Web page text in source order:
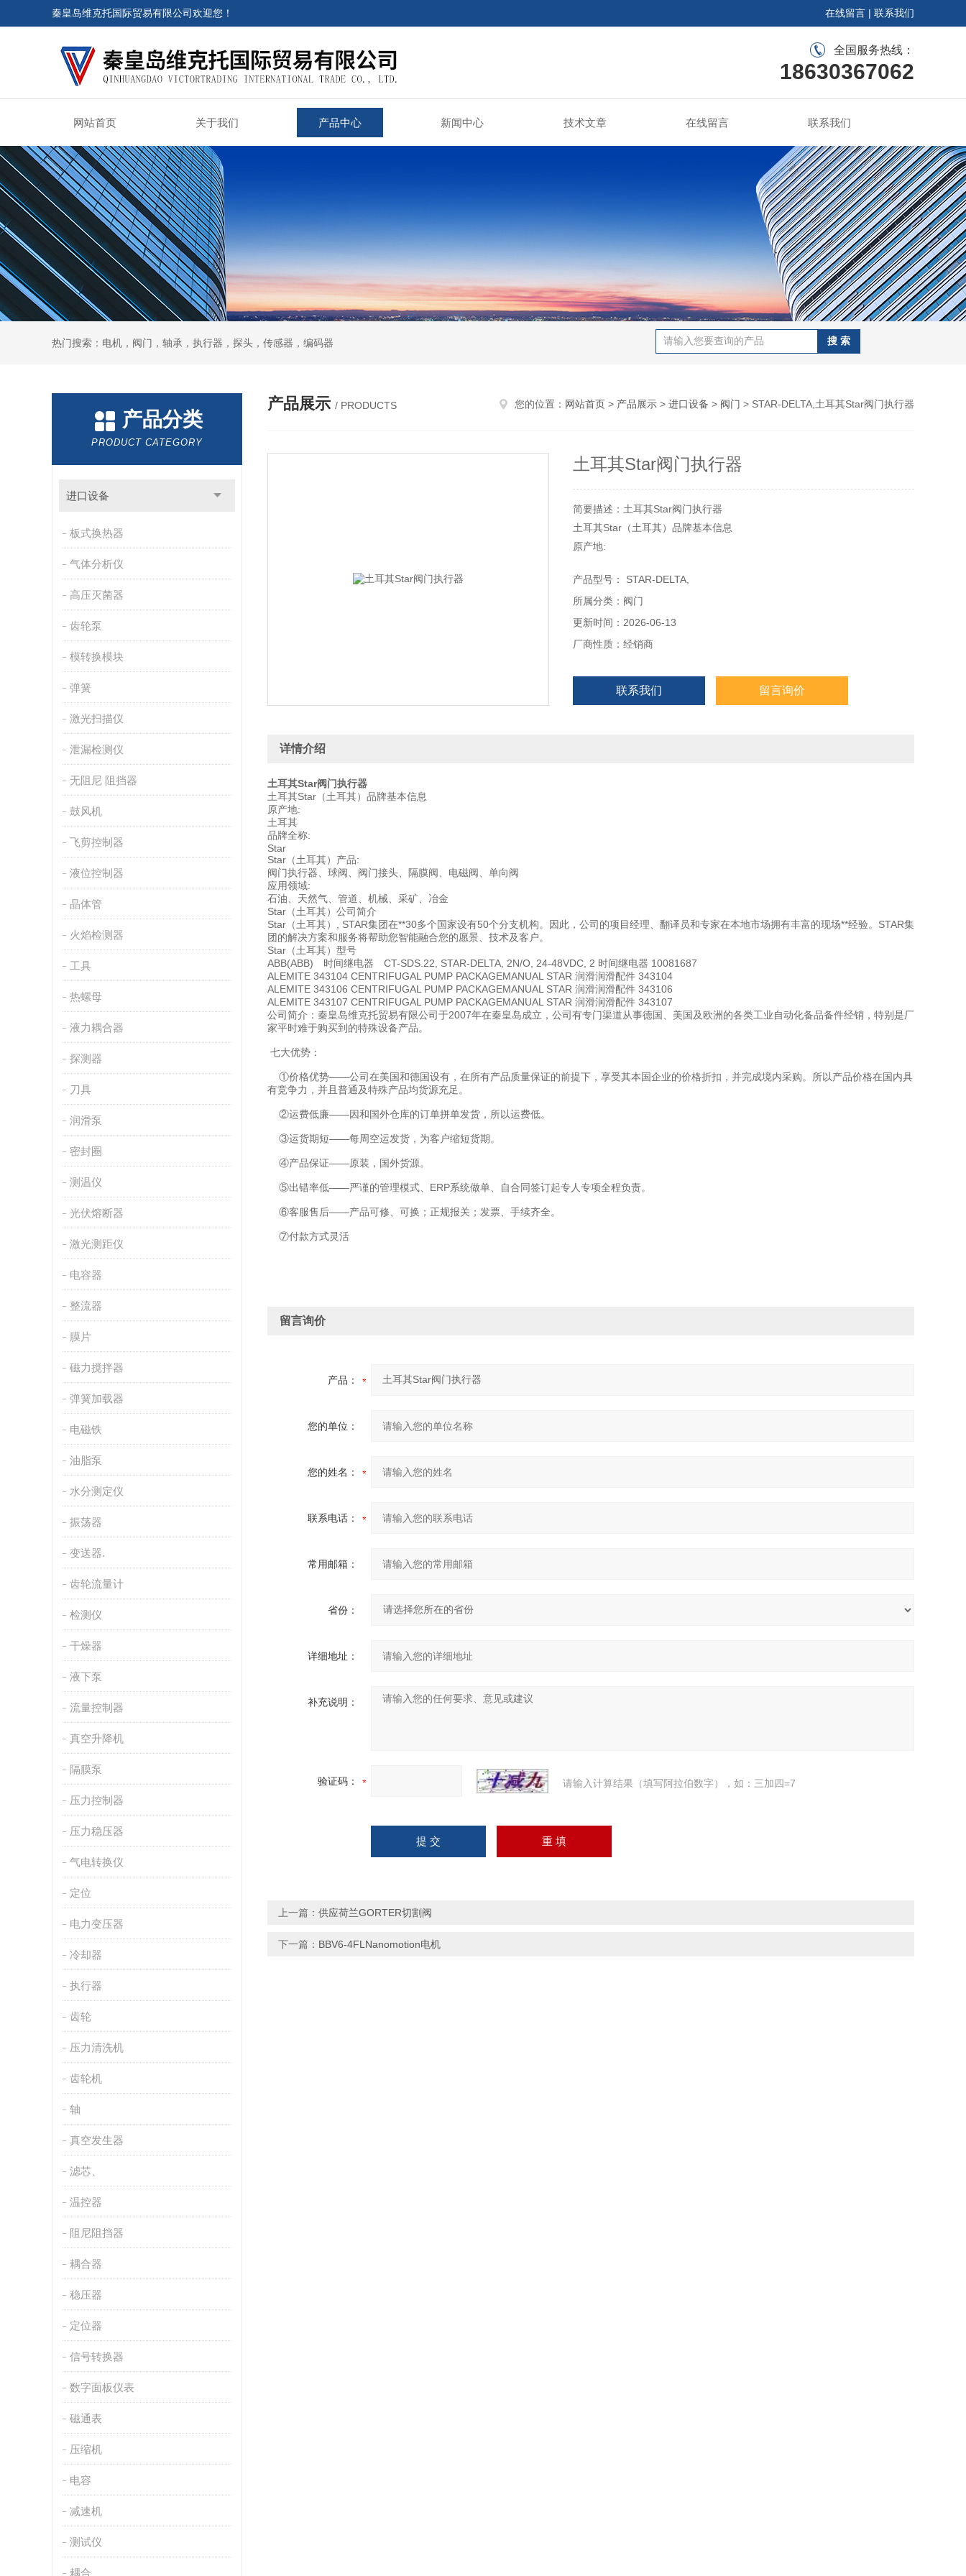
秦皇岛维克托国际贸易有限公司欢迎您！ 在线留言 | 联系我们
全国服务热线：
18630367062
网站首页 关于我们 产品中心 新闻中心 技术文章 在线留言 联系我们
热门搜索：电机，阀门，轴承，执行器，探头，传感器，编码器
产品分类
PRODUCT CATEGORY
进口设备
板式换热器
气体分析仪
高压灭菌器
齿轮泵
模转换模块
弹簧
激光扫描仪
泄漏检测仪
无阻尼 阻挡器
鼓风机
飞剪控制器
液位控制器
晶体管
火焰检测器
工具
热螺母
液力耦合器
探测器
刀具
润滑泵
密封圈
测温仪
光伏熔断器
激光测距仪
电容器
整流器
膜片
磁力搅拌器
弹簧加载器
电磁铁
油脂泵
水分测定仪
振荡器
变送器.
齿轮流量计
检测仪
干燥器
液下泵
流量控制器
真空升降机
隔膜泵
压力控制器
压力稳压器
气电转换仪
定位
电力变压器
冷却器
执行器
齿轮
压力清洗机
齿轮机
轴
真空发生器
滤芯、
温控器
阻尼阻挡器
耦合器
稳压器
定位器
信号转换器
数字面板仪表
磁通表
压缩机
电容
减速机
测试仪
耦合
产品展示 / PRODUCTS 您的位置： 网站首页 > 产品展示 > 进口设备 > 阀门 > STAR-DELTA,土耳其Star阀门执行器
土耳其Star阀门执行器
简要描述：土耳其Star阀门执行器
土耳其Star（土耳其）品牌基本信息
原产地:
品牌全称:
Star
Star（土耳其）产品:
阀门执行器、球阀、阀门接头、隔膜阀、电磁阀、单向阀
石油、天然气、管道、机械、采矿、冶金
Star（土耳其）公司简介
产品型号： STAR-DELTA,
所属分类：阀门
更新时间：2026-06-13
厂商性质：经销商
联系我们 留言询价
详情介绍
土耳其Star阀门执行器
土耳其Star（土耳其）品牌基本信息
原产地:
土耳其
品牌全称:
Star
Star（土耳其）产品:
阀门执行器、球阀、阀门接头、隔膜阀、电磁阀、单向阀
应用领域:
石油、天然气、管道、机械、采矿、冶金
Star（土耳其）公司简介
Star（土耳其）, STAR集团在**30多个国家设有50个分支机构。因此，公司的项目经理、翻译员和专家在本地市场拥有丰富的现场**经验。STAR集
团的解决方案和服务将帮助您智能融合您的愿景、技术及客户。
Star（土耳其）型号
ABB(ABB) 时间继电器 CT-SDS.22, STAR-DELTA, 2N/O, 24-48VDC, 2 时间继电器 10081687
ALEMITE 343104 CENTRIFUGAL PUMP PACKAGEMANUAL STAR 润滑润滑配件 343104
ALEMITE 343106 CENTRIFUGAL PUMP PACKAGEMANUAL STAR 润滑润滑配件 343106
ALEMITE 343107 CENTRIFUGAL PUMP PACKAGEMANUAL STAR 润滑润滑配件 343107
公司简介：秦皇岛维克托贸易有限公司于2007年在秦皇岛成立，公司有专门渠道从事德国、美国及欧洲的各类工业自动化备品备件经销，特别是厂
家平时难于购买到的特殊设备产品。
七大优势：
①价格优势——公司在美国和德国设有，在所有产品质量保证的前提下，享受其本国企业的价格折扣，并完成境内采购。所以产品价格在国内具
有竞争力，并且普通及特殊产品均货源充足。
②运费低廉——因和国外仓库的订单拼单发货，所以运费低。
③运货期短——每周空运发货，为客户缩短货期。
④产品保证——原装，国外货源。
⑤出错率低——严谨的管理模式、ERP系统做单、自合同签订起专人专项全程负责。
⑥客服售后——产品可修、可换；正规报关；发票、手续齐全。
⑦付款方式灵活
留言询价
产品：
您的单位：
您的姓名：
联系电话：
常用邮箱：
省份：
详细地址：
补充说明：
验证码： 请输入计算结果（填写阿拉伯数字），如：三加四=7
上一篇： 供应荷兰GORTER切割阀
下一篇： BBV6-4FLNanomotion电机